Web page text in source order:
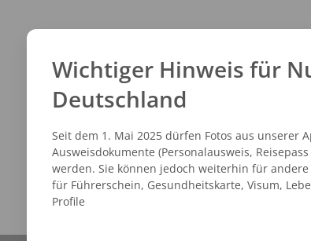
Wichtiger Hinweis für
Deutschland
Seit dem 1. Mai 2025 dürfen Fotos aus unserer
Ausweisdokumente (Personalausweis,
werden. Sie können jedoch weiterhin für
für Führerschein, Gesundheitskarte, Visum,
Profile